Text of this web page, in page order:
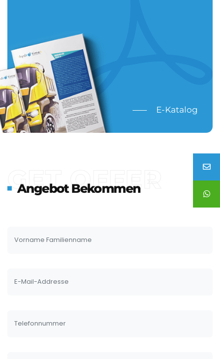
E-Katalog
GET OFFER
Angebot Bekommen